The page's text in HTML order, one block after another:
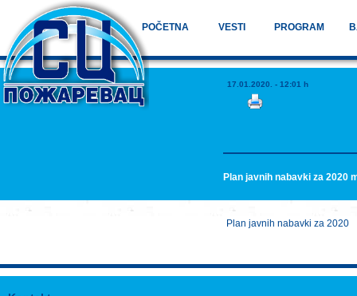
POČETNA VESTI PROGRAM
17.01.2020. - 12:01 h
Plan javnih nabavki za 2020
Plan javnih nabavki za 2020